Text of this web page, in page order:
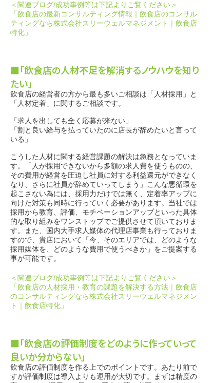
＜関連ブログ/成功事例等は下記よりご覧ください＞
「飲食店の最新コンサルティング情報｜飲食店のコンサル
ティングなら株式会社スリーウェルマネジメント｜飲食店
特化」
■「飲食店の人材不足を解消するノウハウを知り
たい」
飲食店の経営者の方から最も多いご相談は「人材採用」と
「人材定着」に関するご相談です。
「求人を出しても全く応募が来ない」
「割と良い給与を払っていたのに店長が辞めたいと言って
いる」
こうした人材に関する経営課題の解決は急務となっていま
す。「人が採用できないから多額の求人費を使うものの、
その費用が経営を圧迫し社員に対する利益還元ができなく
なり、さらに社員が辞めていってしまう」こんな悪循環を
起こさない為には、採用力だけでは無く、定着率アップに
向けた対策も同時に行っていく必要があります。当社では
採用から教育、評価、モチベーションアップといった具体
的な取り組みをワンストップでご提供させて頂いておりま
す。また、国内大手求人媒体の代理店事業も行っておりま
すので、貴店において「今、そのエリアでは、どのような
採用媒体を、どのような費用で使うべきか」をご提案する
事が可能です。
＜関連ブログ/成功事例等は下記よりご覧ください＞
「飲食店の人材採用・教育の課題を解決する方法｜飲食店
のコンサルティングなら株式会社スリーウェルマネジメン
ト｜飲食店特化」
■「飲食店の評価制度をどのように作っていって
良いか分からない」
飲食店の評価制度を作る上でのポイントです。あたり前で
すが評価制度は導入よりも運用が大切です。まずは精度の